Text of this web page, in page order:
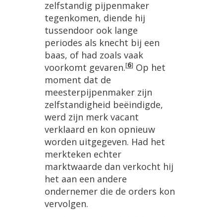
zelfstandig pijpenmaker
tegenkomen, diende hij
tussendoor ook lange
periodes als knecht bij een
baas, of had zoals vaak
voorkomt gevaren.[6] Op het
moment dat de
meesterpijpenmaker zijn
zelfstandigheid beëindigde,
werd zijn merk vacant
verklaard en kon opnieuw
worden uitgegeven. Had het
merkteken echter
marktwaarde dan verkocht hij
het aan een andere
ondernemer die de orders kon
vervolgen.